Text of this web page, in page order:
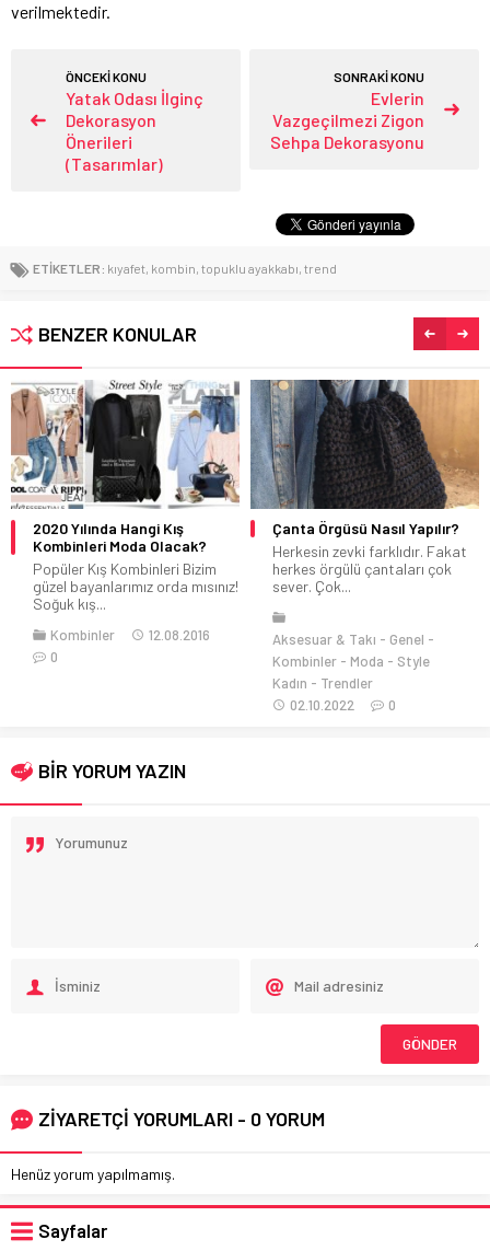
verilmektedir.
ÖNCEKİ KONU
Yatak Odası İlginç
Dekorasyon
Önerileri
(Tasarımlar)
SONRAKİ KONU
Evlerin
Vazgeçilmezi Zigon
Sehpa Dekorasyonu
ETİKETLER: kıyafet, kombin, topuklu ayakkabı, trend
BENZER KONULAR
Çanta Örgüsü Nasıl Yapılır?
Herkesin zevki farklıdır. Fakat
herkes örgülü çantaları çok
sever. Çok...
Aksesuar & Takı
Genel
Kombinler
Büyük Beden Nişanlık
Modelleri
Kadınları için oldukça özel olan
anlar yer almaktadır. Bu özel...
0
BİR YORUM YAZIN
ZİYARETÇİ YORUMLARI - 0 YORUM
Henüz yorum yapılmamış.
Sayfalar